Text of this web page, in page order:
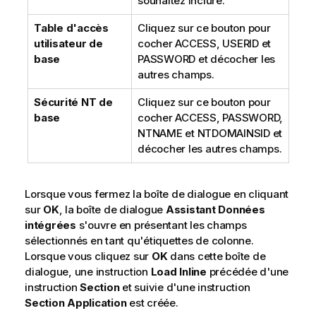
Table d'accès
utilisateur de
base
Cliquez sur ce bouton pour
cocher ACCESS, USERID et
PASSWORD et décocher les
autres champs.
Sécurité NT de
base
Cliquez sur ce bouton pour
cocher ACCESS, PASSWORD,
NTNAME et NTDOMAINSID et
décocher les autres champs.
Lorsque vous fermez la boîte de dialogue en cliquant
sur OK, la boîte de dialogue Assistant Données
intégrées s'ouvre en présentant les champs
sélectionnés en tant qu'étiquettes de colonne.
Lorsque vous cliquez sur OKdans cette boîte de
dialogue, une instruction Load Inline précédée d'une
instruction Sectionet suivie d'une instruction
Section Applicationest créée.